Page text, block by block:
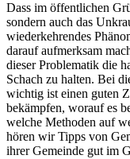
Dass im öffentlichen
sondern auch das
wiederkehrendes
darauf aufmerksam
dieser Problematik die
Schach zu halten. Bei
wichtig ist einen guten
bekämpfen, worauf es
welche Methoden auf
hören wir Tipps von
ihrer Gemeinde gut im